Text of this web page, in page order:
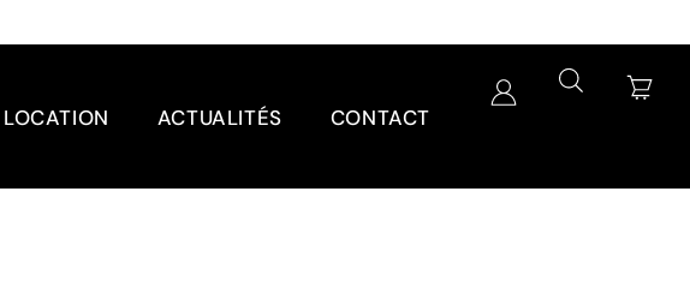
LOCATION ACTUALITÉS CONTACT